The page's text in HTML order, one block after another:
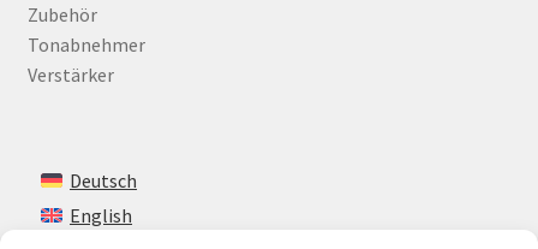
Zubehör
Tonabnehmer
Verstärker
Deutsch
English